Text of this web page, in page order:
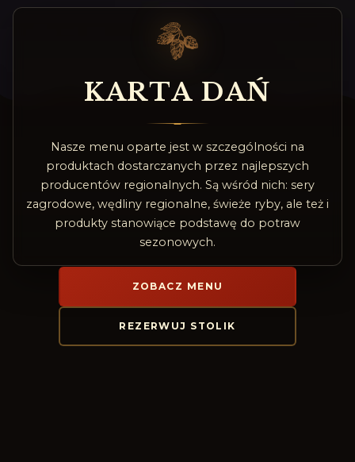
KARTA DAŃ
Nasze menu oparte jest w szczególności na
produktach dostarczanych przez najlepszych
producentów regionalnych. Są wśród nich: sery
zagrodowe, wędliny regionalne, świeże ryby, ale też i
produkty stanowiące podstawę do potraw
sezonowych.
ZOBACZ MENU
REZERWUJ STOLIK